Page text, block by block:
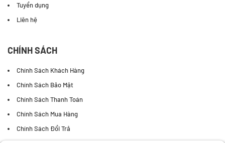
Tuyển dụng
Liên hệ
CHÍNH SÁCH
Chính Sách Khách Hàng
Chính Sách Bảo Mật
Chính Sách Thanh Toán
Chính Sách Mua Hàng
Chính Sách Đổi Trả